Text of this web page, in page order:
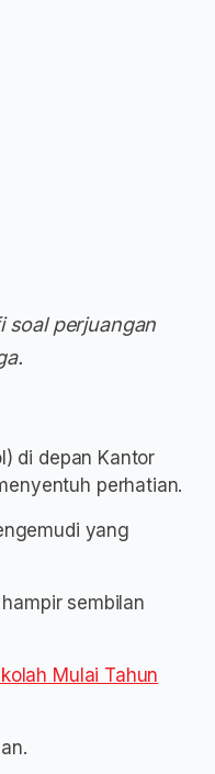
soal perjuangan
di depan Kantor
perhatian.
yang
sembilan
Mulai Tahun